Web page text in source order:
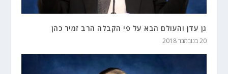
גן עדן והעולם הבא על פי הקבלה הרב זמיר כהן
20 בנובמבר 2018